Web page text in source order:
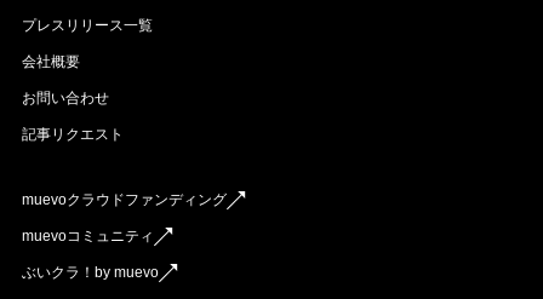
プレスリリース一覧
会社概要
お問い合わせ
記事リクエスト
muevoクラウドファンディング
muevoコミュニティ
ぶいクラ！by muevo